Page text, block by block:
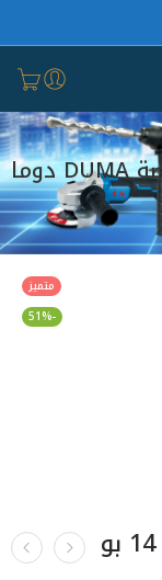
متميز
-51%
مفتاح ابو جلمبو يد ازرق ممتاز 14 بو